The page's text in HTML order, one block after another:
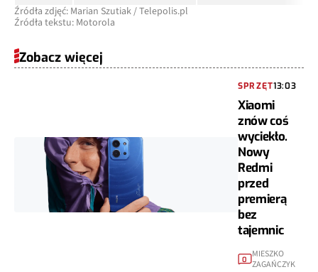
Źródła zdjęć: Marian Szutiak / Telepolis.pl
Źródła tekstu: Motorola
Zobacz więcej
SPRZĘT13:03
Xiaomi
znów coś
wyciekło.
Nowy
Redmi
przed
premierą
bez
tajemnic
0
MIESZKO
ZAGAŃCZYK